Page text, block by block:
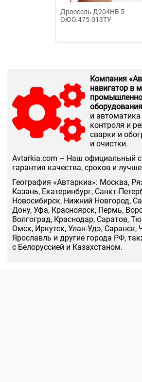
Дроссель Д204НВ 5
ОЮО.475.013ТУ
Компания
навигатор в
и
контроля и
сварки и
и очистки.
Аvtarkia.com – Наш официальный
гарантия качества, сроков и
География «Автаркиа»: Москва,
Казань, Екатеринбург, Санкт-
Новосибирск, Нижний Новгород,
Дону, Уфа, Красноярск, Пермь,
Волгоград, Краснодар, Саратов,
Омск, Иркутск, Улан-Удэ, Саранск,
Ярославль и другие города РФ,
с Белоруссией и Казахстаном.